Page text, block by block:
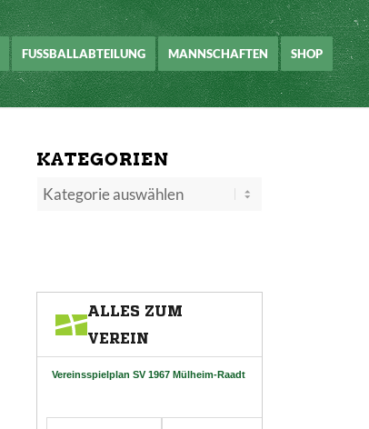
FUSSBALLABTEILUNG MANNSCHAFTEN SHOP
KATEGORIEN
Kategorien